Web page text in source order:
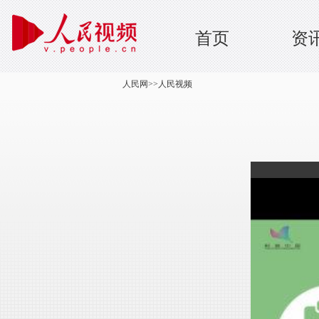
首页 资
人民网>> 人民视频